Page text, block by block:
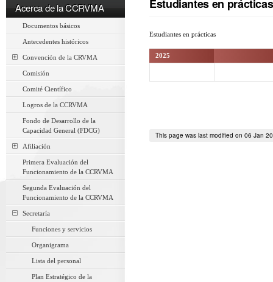
Acerca de la CCRVMA
Documentos básicos
Antecedentes históricos
Convención de la CRVMA
Comisión
Comité Científico
Logros de la CCRVMA
Fondo de Desarrollo de la
Capacidad General (FDCG)
Afiliación
Primera Evaluación del
Funcionamiento de la CCRVMA
Segunda Evaluación del
Funcionamiento de la CCRVMA
Secretaría
Funciones y servicios
Organigrama
Lista del personal
Plan Estratégico de la
Estudiantes en
Estudiantes en prácticas
2025
This page was last modified on 06 Jan